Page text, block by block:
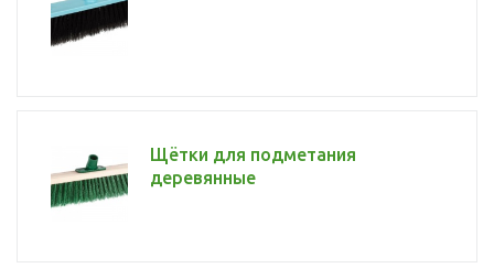
Щётки для подметания
деревянные